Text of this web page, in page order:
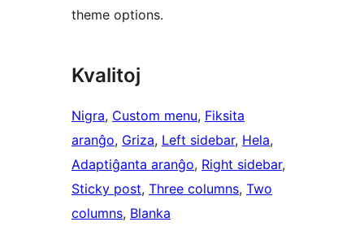
theme options.
Kvalitoj
Nigra, Custom menu, Fiksita
aranĝo, Griza, Left sidebar, Hela
Adaptiĝanta aranĝo, Right sidebar
Sticky post, Three columns, Two
columns, Blanka